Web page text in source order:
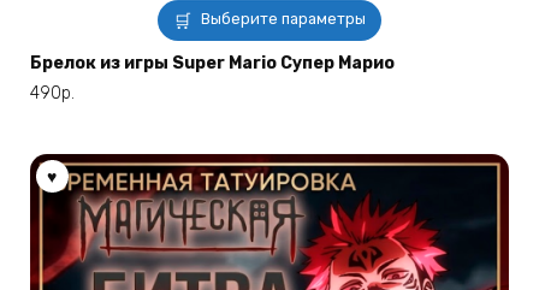
Выберите параметры
Этот
товар
имеет
можно
выбрать
на
странице
товара.
Брелок из игры Super Mario Супер Марио
490р.